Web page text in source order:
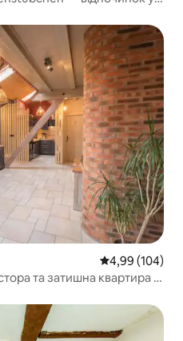
Середня
4,99 (104)
та затишна квартира із